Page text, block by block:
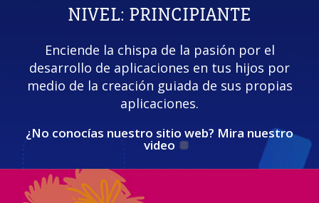
NIVEL: PRINCIPIANTE
Enciende la chispa de la pasión por el
desarrollo de aplicaciones en tus hijos por
medio de la creación guiada de sus propias
aplicaciones.
¿No conocías nuestro sitio web? Mira nuestro
video
La edad de su hijo/a
Correo electrónico del padre/madre